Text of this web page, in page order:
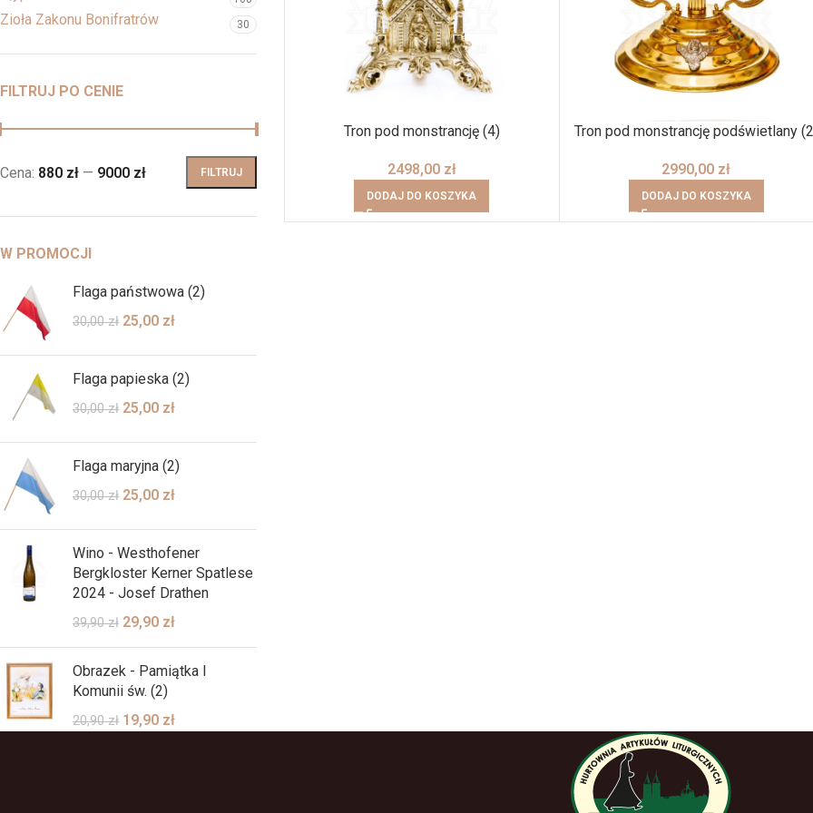
Zioła Zakonu Bonifratrów 30
FILTRUJ PO CENIE
FILTRUJ
Cena: 880 zł — 9000 zł
W PROMOCJI
Flaga państwowa (2)
30,00zł 25,00 zł
Flaga papieska (2)
30,00zł 25,00 zł
Flaga maryjna (2)
30,00zł 25,00 zł
Wino - Westhofener
Bergkloster Kerner Spatlese
2024 - Josef Drathen
39,90zł 29,90 zł
Obrazek - Pamiątka I
Komunii św. (2)
20,90zł 19,90 zł
Tron pod monstrancję (4)
2498,00 zł
DODAJ DO KOSZYKA
Tron pod monstrancję podświetlany
2990,00 zł
DODAJ DO KOSZYKA